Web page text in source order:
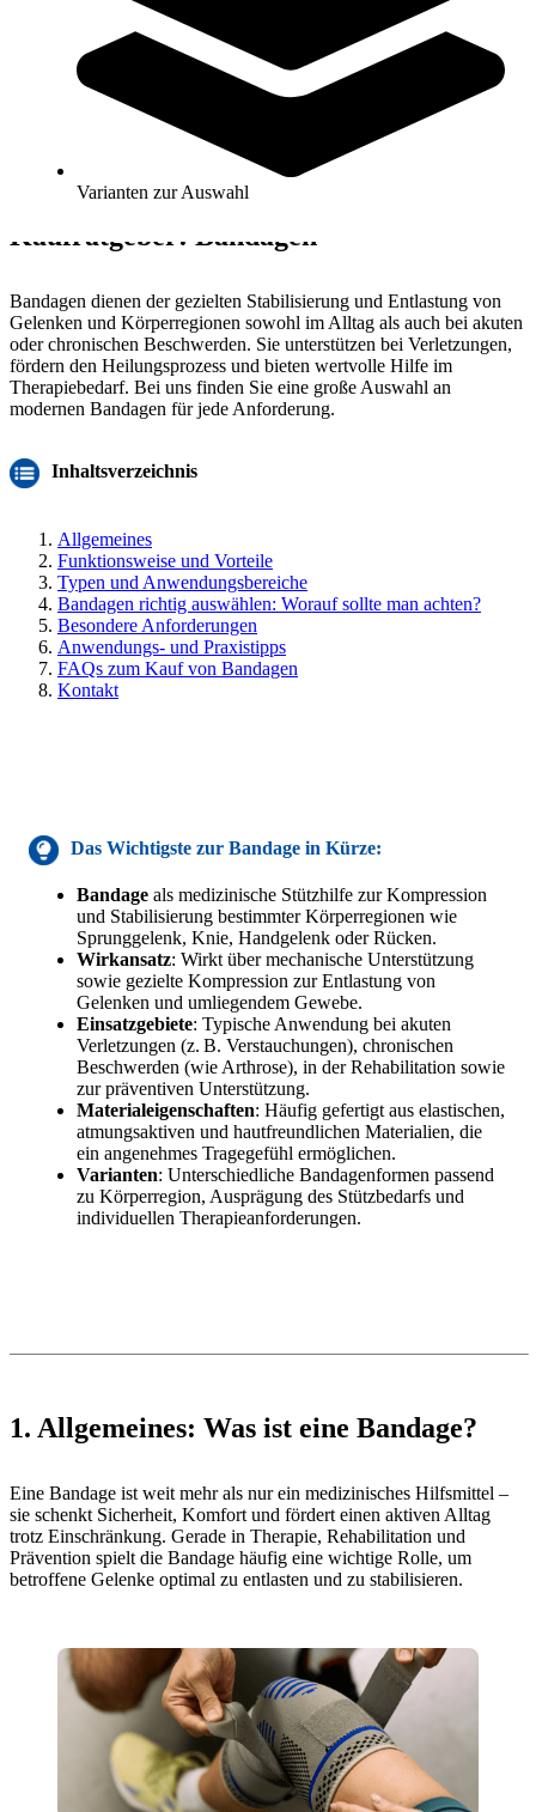
Varianten zur Auswahl
Kategorien & Filter
Sortieren nach
Jetzt Bandage online kaufen: Für
Training, Rehabilitation und Prävention
Kaufratgeber: Bandagen
Bandagen dienen der gezielten Stabilisierung und Entlastung von
Gelenken und Körperregionen sowohl im Alltag als auch bei akuten
oder chronischen Beschwerden. Sie unterstützen bei Verletzungen,
fördern den Heilungsprozess und bieten wertvolle Hilfe im
Therapiebedarf. Bei uns finden Sie eine große Auswahl an
modernen Bandagen für jede Anforderung.
Inhaltsverzeichnis
Allgemeines
Funktionsweise und Vorteile
Typen und Anwendungsbereiche
Bandagen richtig auswählen: Worauf sollte man achten?
Besondere Anforderungen
Anwendungs- und Praxistipps
FAQs zum Kauf von Bandagen
Kontakt
Das Wichtigste zur Bandage in Kürze:
Bandage als medizinische Stützhilfe zur Kompression
und Stabilisierung bestimmter Körperregionen wie
Sprunggelenk, Knie, Handgelenk oder Rücken.
Wirkansatz: Wirkt über mechanische Unterstützung
sowie gezielte Kompression zur Entlastung von
Gelenken und umliegendem Gewebe.
Einsatzgebiete: Typische Anwendung bei akuten
Verletzungen (z. B. Verstauchungen), chronischen
Beschwerden (wie Arthrose), in der Rehabilitation sowie
zur präventiven Unterstützung.
Materialeigenschaften: Häufig gefertigt aus elastischen,
atmungsaktiven und hautfreundlichen Materialien, die
ein angenehmes Tragegefühl ermöglichen.
Varianten: Unterschiedliche Bandagenformen passend
zu Körperregion, Ausprägung des Stützbedarfs und
individuellen Therapieanforderungen.
1. Allgemeines: Was ist eine Bandage?
Eine Bandage ist weit mehr als nur ein medizinisches Hilfsmittel –
sie schenkt Sicherheit, Komfort und fördert einen aktiven Alltag
trotz Einschränkung. Gerade in Therapie, Rehabilitation und
Prävention spielt die Bandage häufig eine wichtige Rolle, um
betroffene Gelenke optimal zu entlasten und zu stabilisieren.